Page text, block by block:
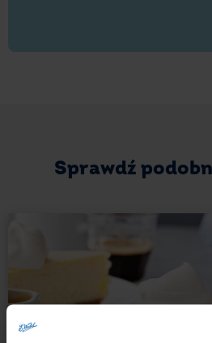
Czym różni się sernik
wierzchu wypieku.
Sernik królewski — o to
Istnieje kilka rzeczy, o które
królewski wyszedł idealnie.
poniższe kwestie podczas
zachwycał Cię za każdym
przygotujesz.
Sprawdź